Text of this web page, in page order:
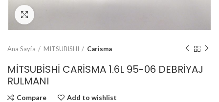
Ana Sayfa MITSUBISHI Carisma
MİTSUBİSHİ CARİSMA 1.6L 95-06 DEBRİYAJ
RULMANI
Compare Add to wishlist